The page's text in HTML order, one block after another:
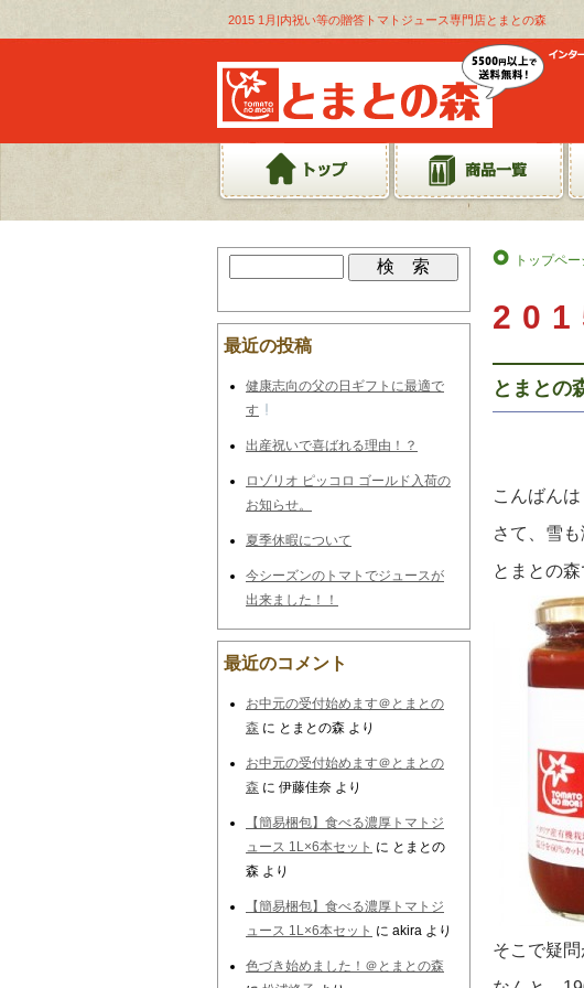
2015 1月|内祝い等の贈答トマトジュース専門店とまとの森
トップペ
とまとの
こんばんは
さて、雪
とまとの
そこで疑
最近の投稿
健康志向の父の日ギフトに最適で
す
出産祝いで喜ばれる理由！？
ロゾリオ ピッコロ ゴールド入荷の
お知らせ。
夏季休暇について
今シーズンのトマトでジュースが
出来ました！！
最近のコメント
お中元の受付始めます＠とまとの
森 に とまとの森 より
お中元の受付始めます＠とまとの
森 に 伊藤佳奈 より
【簡易梱包】食べる濃厚トマトジ
ュース 1L×6本セット に とまとの
森 より
【簡易梱包】食べる濃厚トマトジ
ュース 1L×6本セット に akira より
色づき始めました！＠とまとの森